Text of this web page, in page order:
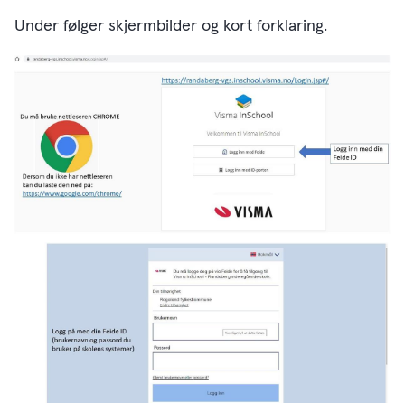
Under følger skjermbilder og kort forklaring.